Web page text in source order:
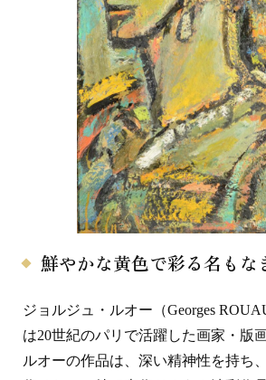
鮮やかな黄色で彩る名もな
ジョルジュ・ルオー（Georges
は20世紀のパリで活躍した画家・版
ルオーの作品は、深い精神性を持ち